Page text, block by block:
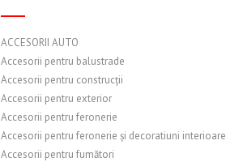
ACCESORII AUTO
Accesorii pentru balustrade
Accesorii pentru construcții
Accesorii pentru exterior
Accesorii pentru feronerie
Accesorii pentru feronerie și decoratiuni interioare
Accesorii pentru fumători